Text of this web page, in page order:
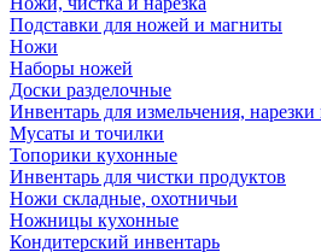
Подставки для ножей и магниты
Ножи
Наборы ножей
Доски разделочные
Инвентарь для измельчения, нарезки
Мусаты и точилки
Топорики кухонные
Инвентарь для чистки продуктов
Ножи складные, охотничьи
Ножницы кухонные
Кондитерский инвентарь